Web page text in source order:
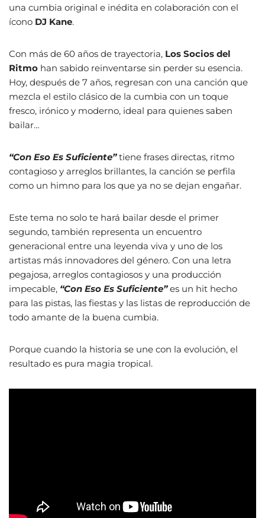
una cumbia original e inédita en colaboración con el
ícono DJ Kane.
Con más de 60 años de trayectoria, Los Socios del
Ritmo han sabido reinventarse sin perder su esencia.
Hoy, después de 7 años, regresan con una canción que
mezcla el estilo clásico de la cumbia con un toque
fresco, irónico y moderno, ideal para quienes saben
bailar…
“Con Eso Es Suficiente”tiene frases directas, ritmo
contagioso y arreglos brillantes, la canción se perfila
como un himno para los que ya no se dejan engañar.
Este tema no solo te hará bailar desde el primer
segundo, también representa un encuentro
generacional entre una leyenda viva y uno de los
artistas más innovadores del género. Con una letra
pegajosa, arreglos contagiosos y una producción
impecable, “Con Eso Es Suficiente”es un hit hecho
para las pistas, las fiestas y las listas de reproducción de
todo amante de la buena cumbia.
Porque cuando la historia se une con la evolución, el
resultado es pura magia tropical.